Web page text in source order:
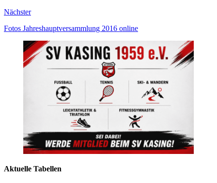
Nächster
Fotos Jahreshauptversammlung 2016 online
Aktuelle Tabellen